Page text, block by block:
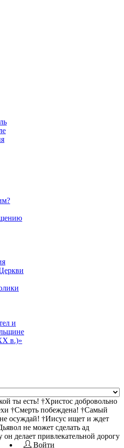
и
в.)»
ты есть! †Христос добровольно
†Смерть побеждена! †Самый
осуждай! †Иисус ищет и ждет
не может сделать ад
делает привлекательной дорогу
Войти